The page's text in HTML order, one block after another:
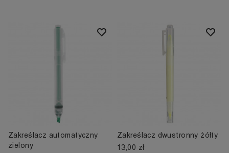
Zakreślacz automatyczny
zielony
Zakreślacz dwustronny żółty
13,00 zł